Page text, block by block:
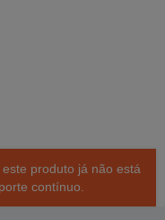
produto já não está
contínuo.